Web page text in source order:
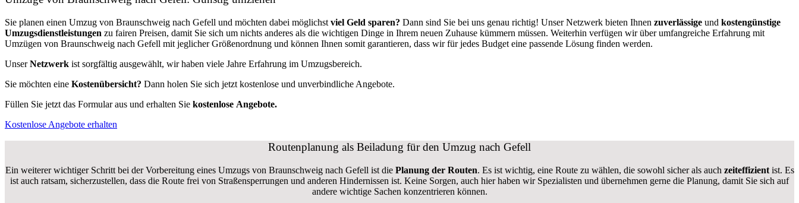
Sie planen einen Umzug von Braunschweig nach Gefell und möchten dabei möglichst viel Geld sparen? Dann sind Sie bei uns genau richtig! Unser Netzwerk bieten Ihnen zuverlässige und kostengünstige
Umzugsdienstleistungen zu fairen Preisen, damit Sie sich um nichts anderes als die wichtigen Dinge in Ihrem neuen Zuhause kümmern müssen. Weiterhin verfügen wir über umfangreiche Erfahrung mit
Umzügen von Braunschweig nach Gefell mit jeglicher Größenordnung und können Ihnen somit garantieren, dass wir für jedes Budget eine passende Lösung finden werden.
UnserNetzwerk ist sorgfältig ausgewählt, wir haben viele Jahre Erfahrung im Umzugsbereich.
Sie möchten eine Kostenübersicht? Dann holen Sie sich jetzt kostenlose und unverbindliche Angebote.
Füllen Sie jetzt das Formular aus und erhalten Sie kostenlose Angebote.
Kostenlose Angebote erhalten
Routenplanung als Beiladung für den Umzug nach Gefell
Ein weiterer wichtiger Schritt bei der Vorbereitung eines Umzugs von Braunschweig nach Gefell ist diePlanung der Routen. Es ist wichtig, eine Route zu wählen, die sowohl sicher als auch zeiteffizientist. Es
ist auch ratsam, sicherzustellen, dass die Route frei von Straßensperrungen und anderen Hindernissen ist. Keine Sorgen, auch hier haben wir Spezialisten und übernehmen gerne die Planung, damit Sie sich auf
andere wichtige Sachen konzentrieren können.